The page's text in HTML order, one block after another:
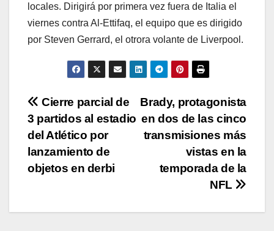
locales. Dirigirá por primera vez fuera de Italia el
viernes contra Al-Ettifaq, el equipo que es dirigido
por Steven Gerrard, el otrora volante de Liverpool.
Navegación
de
entradas
Brady, protagonista
en dos de las cinco
transmisiones más
vistas en la
temporada de la
NFL
Cierre parcial de
3 partidos al estadio
del Atlético por
lanzamiento de
objetos en derbi